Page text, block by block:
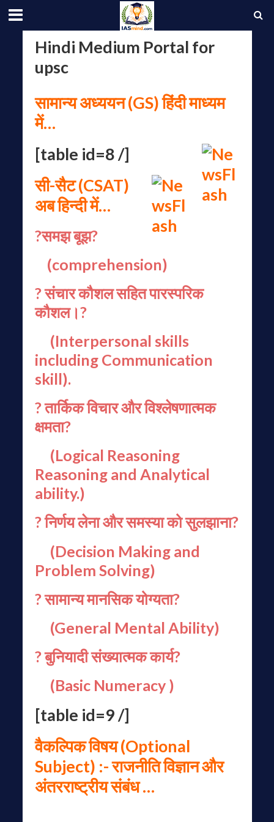
Hindi Medium Portal for
upsc
सामान्य अध्ययन (GS) हिंदी माध्यम
में…
[table id=8 /]
सी-सैट (CSAT)
अब हिन्दी में…
?समझ बूझ?
(comprehension)
? संचार कौशल सहित पारस्परिक
कौशल।?
(Interpersonal skills
including Communication
skill).
? तार्किक विचार और विश्लेषणात्मक
क्षमता?
(Logical Reasoning
Reasoning and Analytical
ability.)
? निर्णय लेना और समस्या को सुलझाना?
(Decision Making and
Problem Solving)
? सामान्य मानसिक योग्यता?
(General Mental Ability)
? बुनियादी संख्यात्मक कार्य?
(Basic Numeracy )
[table id=9 /]
वैकल्पिक विषय (Optional
Subject) :- राजनीति विज्ञान और
अंतरराष्ट्रीय संबंध …